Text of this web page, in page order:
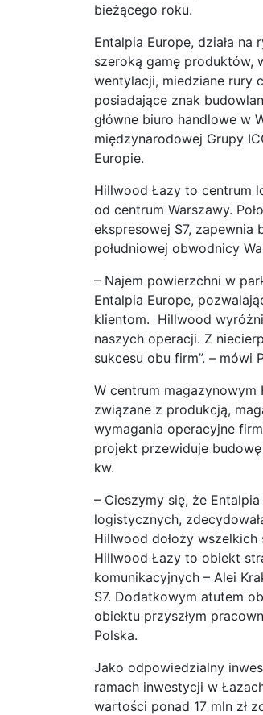
bieżącego roku.
Entalpia Europe, działa
szeroką gamę produktów,
wentylacji, miedziane rury
posiadające znak
główne biuro handlowe w
międzynarodowej Grupy
Europie.
Hillwood Łazy to centrum
od centrum Warszawy.
ekspresowej S7, zapewnia
południowej obwodnicy
– Najem powierzchni w
Entalpia Europe,
klientom. Hillwood
naszych operacji. Z
sukcesu obu firm”. – mówi
W centrum magazynowym
związane z produkcją,
wymagania operacyjne
projekt przewiduje
kw.
– Cieszymy się, że
logistycznych,
Hillwood dołoży
Hillwood Łazy to obiekt
komunikacyjnych – Alei
S7. Dodatkowym atutem
obiektu przyszłym
Polska.
Jako odpowiedzialny
ramach inwestycji w
wartości ponad 17 mln zł